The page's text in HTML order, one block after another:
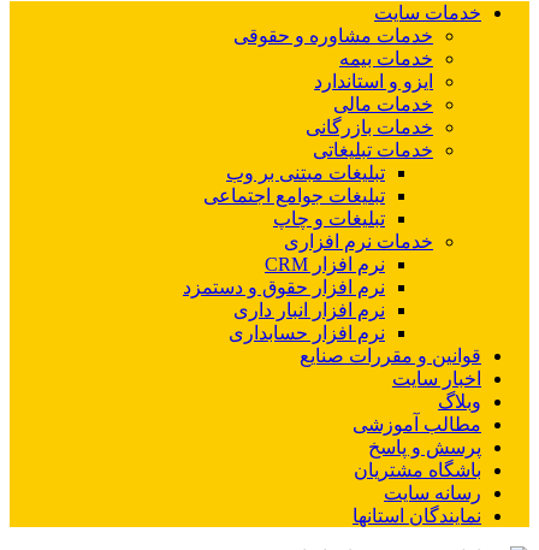
خدمات سایت
خدمات مشاوره و حقوقی
خدمات بیمه
ایزو و استاندارد
خدمات مالی
خدمات بازرگانی
خدمات تبلیغاتی
تبلیغات مبتنی بر وب
تبلیغات جوامع اجتماعی
تبلیغات و چاپ
خدمات نرم افزاری
نرم افزار CRM
نرم افزار حقوق و دستمزد
نرم افزار انبار داری
نرم افزار حسابداری
قوانین و مقررات صنایع
اخبار سایت
وبلاگ
مطالب آموزشی
پرسش و پاسخ
باشگاه مشتریان
رسانه سایت
نمایندگان استانها